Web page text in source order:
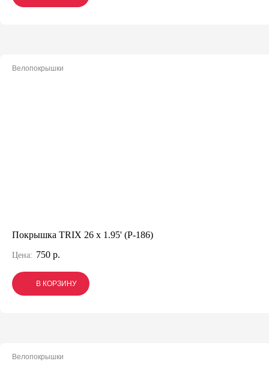
Велопокрышки
Покрышка TRIX 26 x 1.95' (P-186)
Цена: 750 р.
В КОРЗИНУ
В КОРЗИНУ
В КОРЗИНУ
Велопокрышки